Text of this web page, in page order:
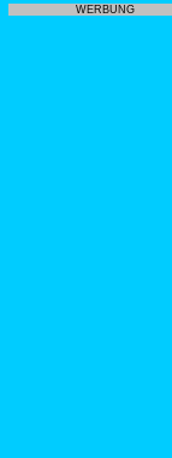
WERBUNG